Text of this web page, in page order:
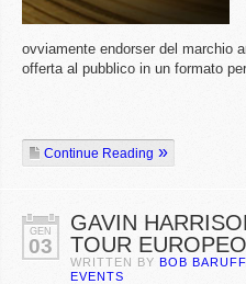
ovviamente endorser del marchio
offerta al pubblico in un formato
Continue Reading
GEN
03
GAVIN
TOUR EUROPEO
WRITTEN BY BOB
EVENTS